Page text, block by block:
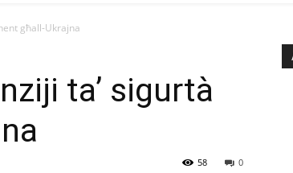
għall-Ukrajna
ta’ sigurtà
0
58